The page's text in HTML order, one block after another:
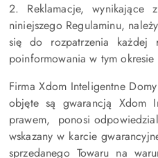
2. Reklamacje, wynikające
niniejszego Regulaminu,
się do rozpatrzenia
poinformowania w tym
Firma Xdom Inteligentne
objęte są gwarancją Xdom
prawem, ponosi
wskazany w karcie
sprzedanego Towaru na